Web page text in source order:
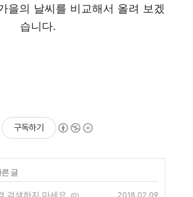
을의 날씨를 비교해서 올려 보겠
습니다.
구독하기
글
검색하지 마세요 (0) 2018.02.09